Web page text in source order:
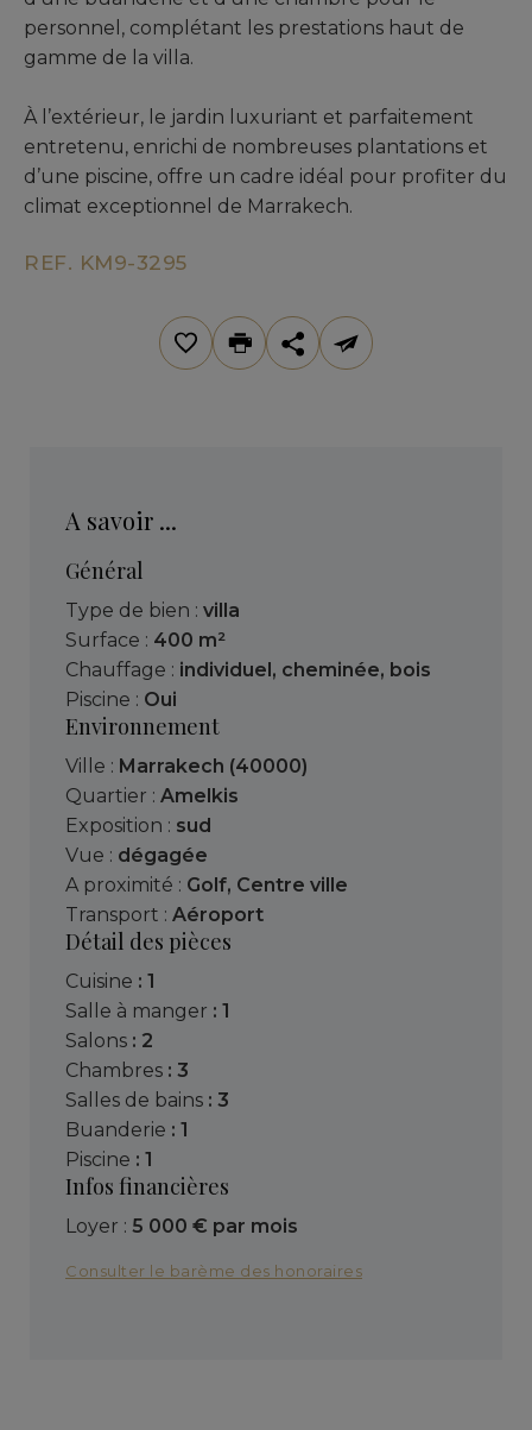
personnel, complétant les prestations haut de
gamme de la villa.
À l’extérieur, le jardin luxuriant et parfaitement
entretenu, enrichi de nombreuses plantations et
d’une piscine, offre un cadre idéal pour profiter du
climat exceptionnel de Marrakech.
REF. KM9-3295
A savoir ...
Général
Type de bien : villa
Surface : 400 m²
Chauffage : individuel , cheminée, bois
Piscine : Oui
Environnement
Ville : Marrakech (40000)
Quartier : Amelkis
Exposition : sud
Vue : dégagée
A proximité : Golf, Centre ville
Transport : Aéroport
Détail des pièces
cuisine : 1
salle à manger : 1
salons : 2
chambres : 3
salles de bains : 3
buanderie : 1
piscine : 1
Infos financières
Loyer : 5 000 € par mois
Consulter le barème des honoraires